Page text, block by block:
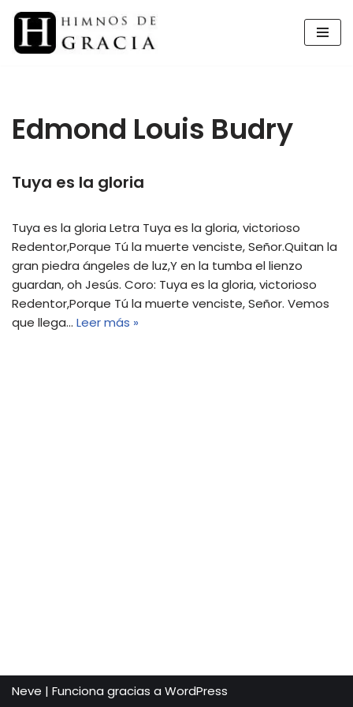
Saltar
Edmond Louis Budry
Tuya es la gloria
Tuya es la gloria Letra Tuya es la gloria, victorioso
Redentor,Porque Tú la muerte venciste, Señor.Quitan la
gran piedra ángeles de luz,Y en la tumba el lienzo
guardan, oh Jesús. Coro: Tuya es la gloria, victorioso
Redentor,Porque Tú la muerte venciste, Señor. Vemos
que llega… Leer más »
Neve | Funciona gracias a WordPress